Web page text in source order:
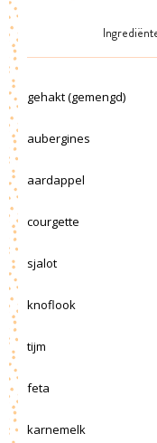
gehakt (gemengd)
aubergines
aardappel
courgette
sjalot
knoflook
tijm
feta
karnemelk